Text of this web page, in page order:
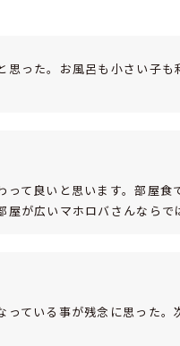
った。お風呂も小さい子
て良いと思います。部屋食
が広いマホロバさんならで
ている事が残念に思った